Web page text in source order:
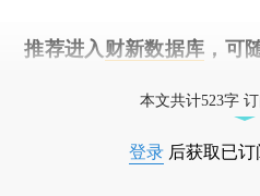
推荐进入 财新数据库 ，可
本文共计523字
登录 后获取已